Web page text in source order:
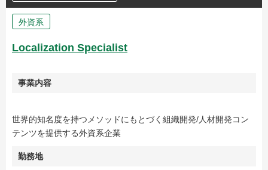
外資系
Localization Specialist
事業内容
世界的知名度を持つメソッドにもとづく組織開発/人材開発コン
テンツを提供する外資系企業
勤務地